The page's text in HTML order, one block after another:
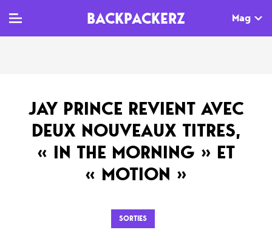
BACKPACKERZ Mag
Clips
Live
Documentaires
Dossiers
Tops
Interviews
Sorties
Paris
Festivals
JAY PRINCE REVIENT AVEC
DEUX NOUVEAUX TITRES,
« IN THE MORNING » ET
« MOTION »
SORTIES